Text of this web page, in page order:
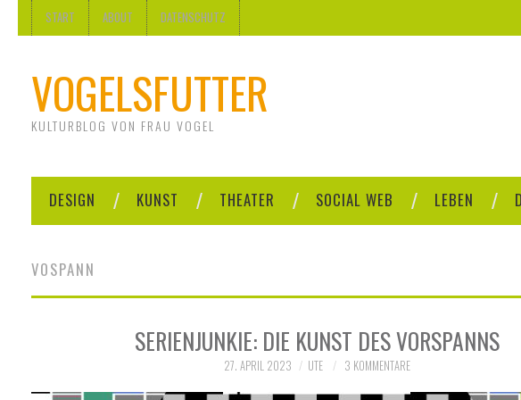
START ABOUT DATENSCHUTZ
VOGELSFUTTER
KULTURBLOG VON FRAU VOGEL
DESIGN KUNST THEATER SOCIAL WEB LEBEN
VOSPANN
SERIENJUNKIE: DIE KUNST DES VORSPANNS
27. APRIL 2023 UTE 3 KOMMENTARE